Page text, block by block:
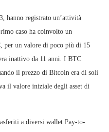
hanno registrato un’attività
caso ha coinvolto un
per un valore di poco più di 15
inattivo da 11 anni. I BTC
il prezzo di Bitcoin era di soli
il valore iniziale degli asset di
a diversi wallet Pay-to-